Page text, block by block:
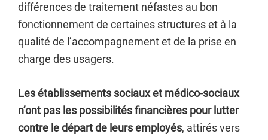
différences de traitement néfastes au bon
fonctionnement de certaines structures et à la
qualité de l’accompagnement et de la prise en
charge des usagers.
Les établissements sociaux et médico-sociaux
n’ont pas les possibilités financières pour lutter
contre le départ de leurs employés, attirés vers